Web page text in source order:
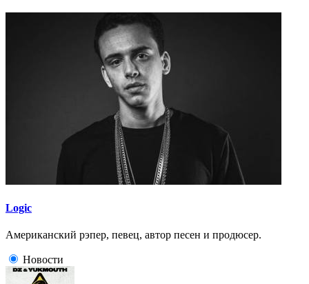
Logic
Американский рэпер, певец, автор песен и продюсер.
Новости